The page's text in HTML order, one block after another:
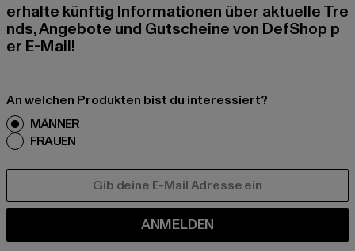
erhalte künftig Informationen über aktuelle Tre
nds, Angebote und Gutscheine von DefShop p
er E-Mail!
An welchen Produkten bist du interessiert?
MÄNNER
FRAUEN
ANMELDEN